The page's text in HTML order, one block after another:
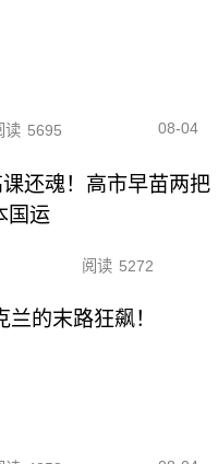
读 5695 08-04
还魂！高市早苗两把
国运
阅读 5272
兰的末路狂飙！